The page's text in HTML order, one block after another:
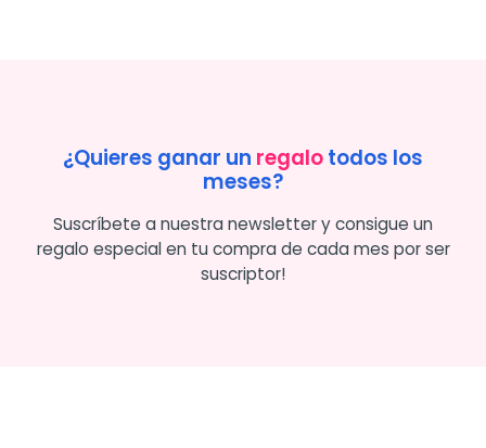
¿Quieres ganar un regalotodos los
meses?
Suscríbete a nuestra newsletter y consigue un
regalo especial en tu compra de cada mes por ser
suscriptor!